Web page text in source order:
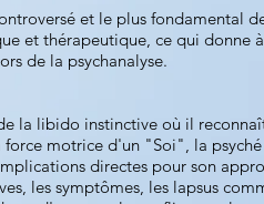
et le plus fondamental
et thérapeutique, ce qui donne
de la psychanalyse.
la libido instinctive où il
motrice d'un "Soi", la
directes pour son
les symptômes, les lapsus